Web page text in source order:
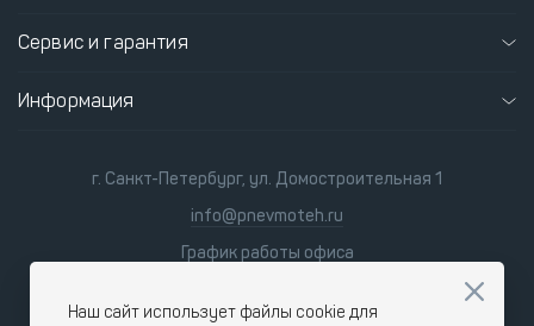
Сервис и гарантия
Информация
г. Санкт-Петербург, ул. Домостроительная 1
info@pnevmoteh.ru
График работы офиса
сб-вс 9:00 - 18:00
Наш сайт использует файлы cookie для